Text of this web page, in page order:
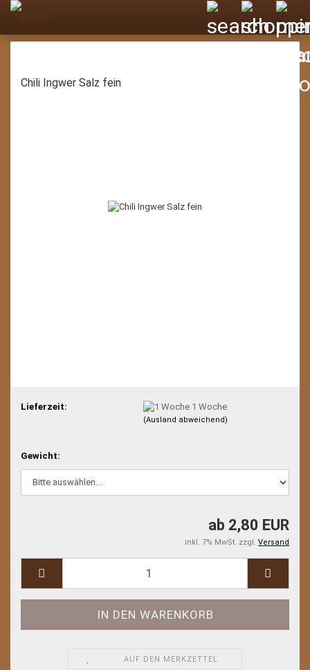
Chili Ingwer Salz fein
Lieferzeit: 1 Woche
(Ausland abweichend)
Gewicht:
ab 2,80 EUR
inkl. 7% MwSt. zzgl. Versand
AUF DEN MERKZETTEL